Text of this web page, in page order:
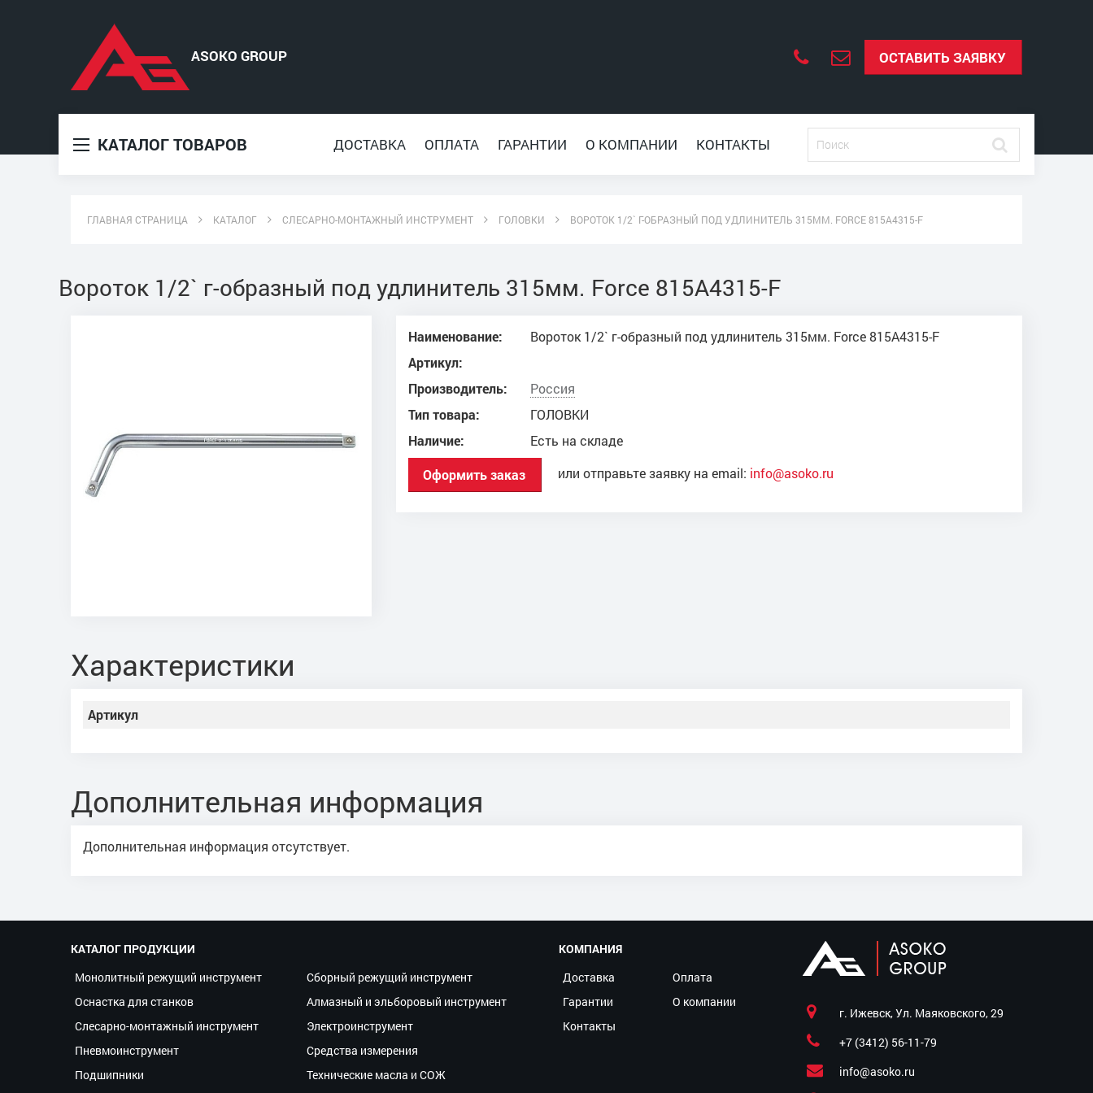
ОСТАВИТЬ ЗАЯВКУ
КАТАЛОГ ТОВАРОВ ДОСТАВКА ОПЛАТА ГАРАНТИИ О КОМПАНИИ КОНТАКТЫ
ГЛАВНАЯ СТРАНИЦА КАТАЛОГ СЛЕСАРНО-МОНТАЖНЫЙ ИНСТРУМЕНТ ГОЛОВКИ ВОРОТОК 1/2` Г-ОБРАЗНЫЙ ПОД УДЛИНИТЕЛЬ 315ММ. FORCE 815A4315-F
Вороток 1/2` г-образный под удлинитель 315мм. Force 815A4315-F
Наименование:
Вороток 1/2` г-образный под удлинитель 315мм. Force 815A4315-F
Артикул:
Производитель:
Россия
Тип товара:
ГОЛОВКИ
Наличие:
Есть на складе
Оформить заказ или отправьте заявку на email: info@asoko.ru
Характеристики
Артикул
Дополнительная информация
Дополнительная информация отсутствует.
КАТАЛОГ ПРОДУКЦИИ
Монолитный режущий инструмент
Сборный режущий инструмент
Оснастка для станков
Алмазный и эльборовый инструмент
Слесарно-монтажный инструмент
Электроинструмент
Пневмоинструмент
Средства измерения
Подшипники
Технические масла и СОЖ
КОМПАНИЯ
Доставка
Оплата
Гарантии
О компании
Контакты
г. Ижевск, Ул. Маяковского, 29
+7 (3412) 56-11-79
info@asoko.ru